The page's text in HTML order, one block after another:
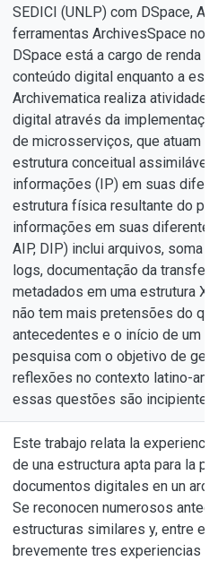
SEDICI (UNLP) com DSpace,
ferramentas ArchivesSpace no
DSpace está a cargo de renda e
conteúdo digital enquanto a
Archivematica realiza
digital através da
de microsserviços, que atuam
estrutura conceitual assimilável
informações (IP) em suas
estrutura física resultante do
informações em suas
AIP, DIP) inclui arquivos, soma
logs, documentação da
metadados em uma estrutura
não tem mais pretensões do
antecedentes e o início de um
pesquisa com o objetivo de
reflexões no contexto latino-
essas questões são incipientes.
Este trabajo relata la
de una estructura apta para la
documentos digitales en un
Se reconocen numerosos
estructuras similares y, entre
brevemente tres experiencias